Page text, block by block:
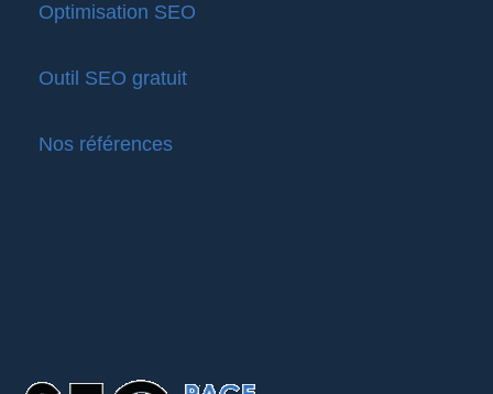
Optimisation SEO
Outil SEO gratuit
Nos références